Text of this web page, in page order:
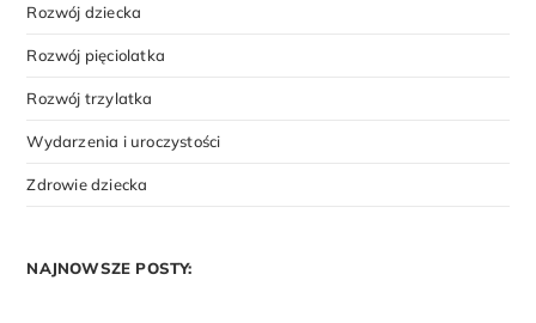
Rozwój dziecka
Rozwój pięciolatka
Rozwój trzylatka
Wydarzenia i uroczystości
Zdrowie dziecka
NAJNOWSZE POSTY: